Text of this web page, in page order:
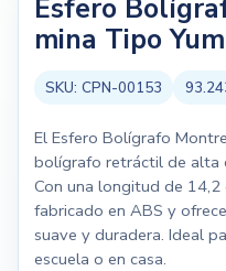
Esfero
mina Tipo
SKU: CPN-00153
El Esfero Bolígrafo
bolígrafo retráctil de alta
Con una longitud de
fabricado en ABS y
suave y duradera. Ideal
escuela o en casa.